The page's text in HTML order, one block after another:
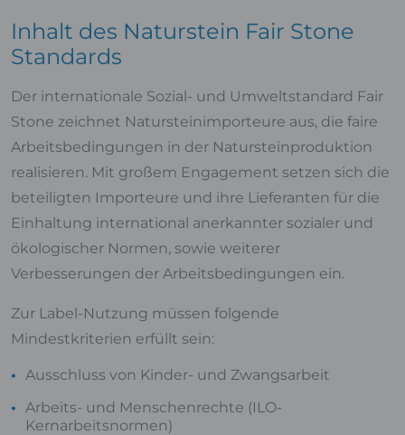
Inhalt des Naturstein Fair Stone
Standards
Der internationale Sozial- und Umweltstandard Fair
Stone zeichnet Natursteinimporteure aus, die faire
Arbeitsbedingungen in der Natursteinproduktion
realisieren. Mit großem Engagement setzen sich die
beteiligten Importeure und ihre Lieferanten für die
Einhaltung international anerkannter sozialer und
ökologischer Normen, sowie weiterer
Verbesserungen der Arbeitsbedingungen ein.
Zur Label-Nutzung müssen folgende
Mindestkriterien erfüllt sein:
Ausschluss von Kinder- und Zwangsarbeit
Arbeits- und Menschenrechte (ILO-
Kernarbeitsnormen)